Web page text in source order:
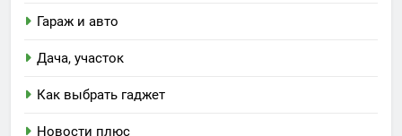
Гараж и авто
Дача, участок
Как выбрать гаджет
Новости плюс